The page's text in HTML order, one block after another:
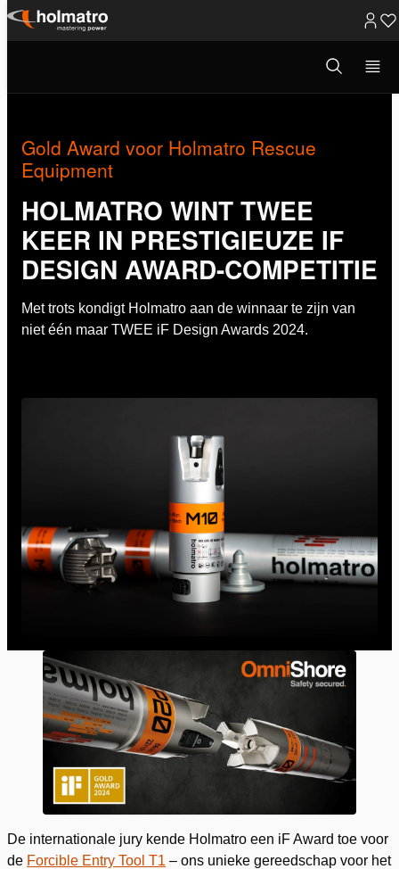
Ga
Open
zoekvenster
Gold Award voor Holmatro Rescue
Equipment
HOLMATRO WINT TWEE
KEER IN PRESTIGIEUZE IF
DESIGN AWARD-COMPETITIE
Met trots kondigt Holmatro aan de winnaar te zijn van
niet één maar TWEE iF Design Awards 2024.
De internationale jury kende Holmatro een iF Award toe voor
de Forcible Entry Tool T1 – ons unieke gereedschap voor het